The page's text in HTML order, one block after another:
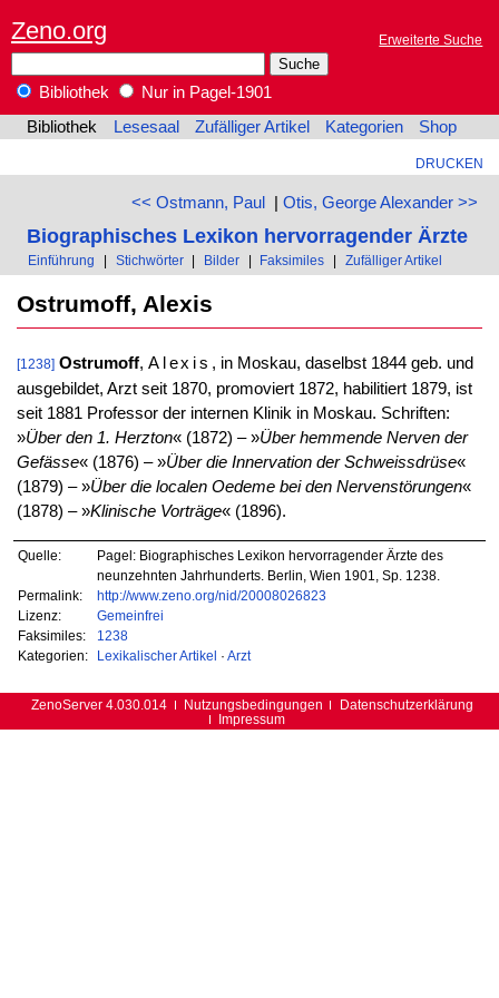
Zeno.org Erweiterte Suche
Bibliothek
Nur in Pagel-1901
Bibliothek
Lesesaal Zufälliger Artikel Kategorien Shop
DRUCKEN
<< Ostmann, Paul| Otis, George Alexander >>
Biographisches Lexikon hervorragender Ärzte
Einführung | Stichwörter | Bilder | Faksimiles | Zufälliger Artikel
Ostrumoff, Alexis
[1238] Ostrumoff, Alexis , in Moskau, daselbst 1844 geb. und
ausgebildet, Arzt seit 1870, promoviert 1872, habilitiert 1879, ist
seit 1881 Professor der internen Klinik in Moskau. Schriften:
»Über den 1. Herzton« (1872) – »Über hemmende Nerven der
Gefässe« (1876) – »Über die Innervation der Schweissdrüse«
(1879) – »Über die localen Oedeme bei den Nervenstörungen«
(1878) – »Klinische Vorträge« (1896).
Quelle:
Pagel: Biographisches Lexikon hervorragender Ärzte des
neunzehnten Jahrhunderts. Berlin, Wien 1901, Sp. 1238.
Permalink:
http://www.zeno.org/nid/20008026823
Lizenz:
Gemeinfrei
Faksimiles:
1238
Kategorien:
Lexikalischer Artikel · Arzt
ZenoServer 4.030.014 Nutzungsbedingungen
Datenschutzerklärung
Impressum